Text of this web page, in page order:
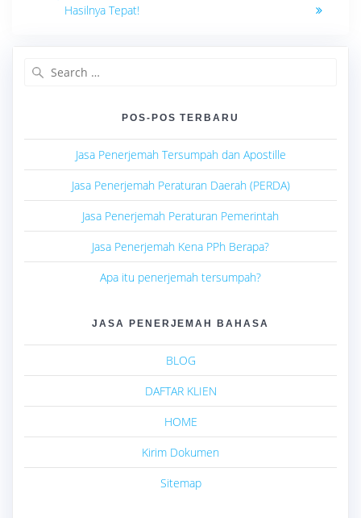
Hasilnya Tepat!
POS-POS TERBARU
Jasa Penerjemah Tersumpah dan Apostille
Jasa Penerjemah Peraturan Daerah (PERDA)
Jasa Penerjemah Peraturan Pemerintah
Jasa Penerjemah Kena PPh Berapa?
Apa itu penerjemah tersumpah?
JASA PENERJEMAH BAHASA
BLOG
DAFTAR KLIEN
HOME
Kirim Dokumen
Sitemap